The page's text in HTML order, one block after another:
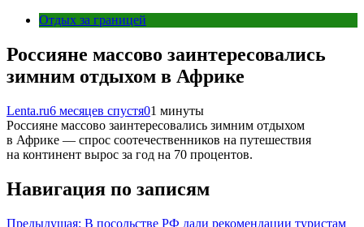
Отдых за границей
Россияне массово заинтересовались
зимним отдыхом в Африке
Lenta.ru6 месяцев спустя01 минуты
Россияне массово заинтересовались зимним отдыхом
в Африке — спрос соотечественников на путешествия
на континент вырос за год на 70 процентов.
Навигация по записям
Предыдущая: В посольстве РФ дали рекомендации туристам